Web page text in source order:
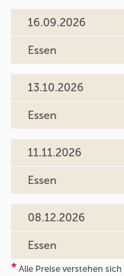
16.09.2026
Essen
13.10.2026
Essen
11.11.2026
Essen
08.12.2026
Essen
* Alle Preise verstehen sich